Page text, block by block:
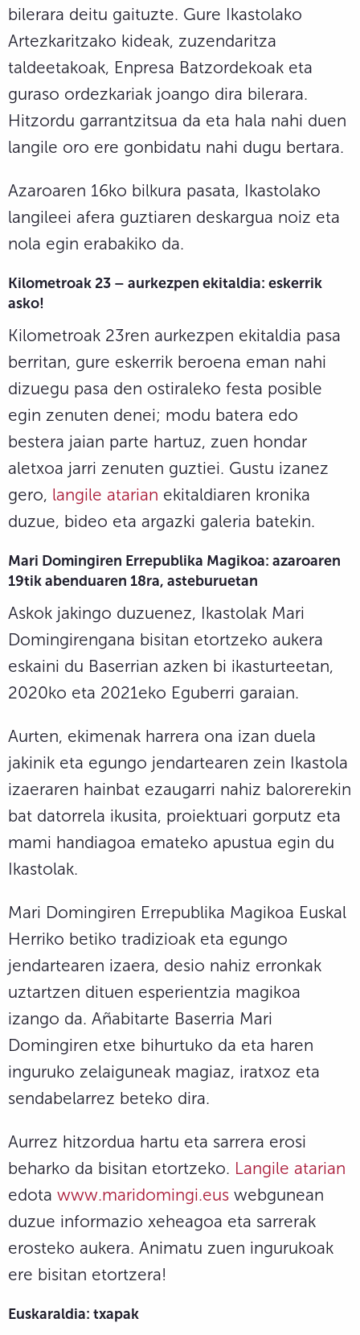
bilerara deitu gaituzte. Gure Ikastolako
Artezkaritzako kideak, zuzendaritza
taldeetakoak, Enpresa Batzordekoak eta
guraso ordezkariak joango dira bilerara.
Hitzordu garrantzitsua da eta hala nahi duen
langile oro ere gonbidatu nahi dugu bertara.
Azaroaren 16ko bilkura pasata, Ikastolako
langileei afera guztiaren deskargua noiz eta
nola egin erabakiko da.
Kilometroak 23 – aurkezpen ekitaldia: eskerrik
asko!
Kilometroak 23ren aurkezpen ekitaldia pasa
berritan, gure eskerrik beroena eman nahi
dizuegu pasa den ostiraleko festa posible
egin zenuten denei; modu batera edo
bestera jaian parte hartuz, zuen hondar
aletxoa jarri zenuten guztiei. Gustu izanez
gero, langile atarian ekitaldiaren kronika
duzue, bideo eta argazki galeria batekin.
Mari Domingiren Errepublika Magikoa: azaroaren
19tik abenduaren 18ra, asteburuetan
Askok jakingo duzuenez, Ikastolak Mari
Domingirengana bisitan etortzeko aukera
eskaini du Baserrian azken bi ikasturteetan,
2020ko eta 2021eko Eguberri garaian.
Aurten, ekimenak harrera ona izan duela
jakinik eta egungo jendartearen zein Ikastola
izaeraren hainbat ezaugarri nahiz balorerekin
bat datorrela ikusita, proiektuari gorputz eta
mami handiagoa emateko apustua egin du
Ikastolak.
Mari Domingiren Errepublika Magikoa Euskal
Herriko betiko tradizioak eta egungo
jendartearen izaera, desio nahiz erronkak
uztartzen dituen esperientzia magikoa
izango da. Añabitarte Baserria Mari
Domingiren etxe bihurtuko da eta haren
inguruko zelaiguneak magiaz, iratxoz eta
sendabelarrez beteko dira.
Aurrez hitzordua hartu eta sarrera erosi
beharko da bisitan etortzeko. Langile atarian
edota www.maridomingi.eus webgunean
duzue informazio xeheagoa eta sarrerak
erosteko aukera. Animatu zuen ingurukoak
ere bisitan etortzera!
Euskaraldia: txapak